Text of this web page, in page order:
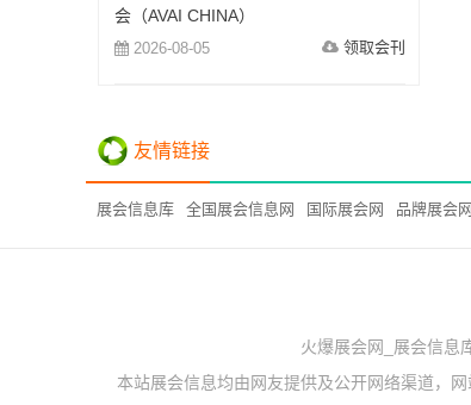
会（AVAI CHINA）
2026-08-05 领取会刊
友情链接
展会信息库 全国展会信息网 国际展会网 品牌展会网
火爆展会网_展会信息
本站展会信息均由网友提供及公开网络渠道，